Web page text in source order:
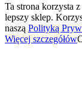
Ta strona korzysta
lepszy sklep.
naszą Polityką
Więcej szczegółów